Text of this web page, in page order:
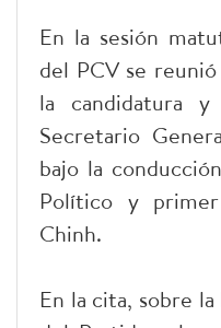
En la sesión
del PCV se
la candidatura
Secretario
bajo la
Político y
Chinh.
En la cita, sobre